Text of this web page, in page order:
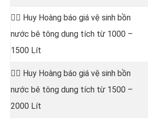
👷‍♂️ Huy Hoàng báo giá vệ sinh bồn
nước bê tông dung tích từ 1000 –
1500 Lít
👷‍♂️ Huy Hoàng báo giá vệ sinh bồn
nước bê tông dung tích từ 1500 –
2000 Lít